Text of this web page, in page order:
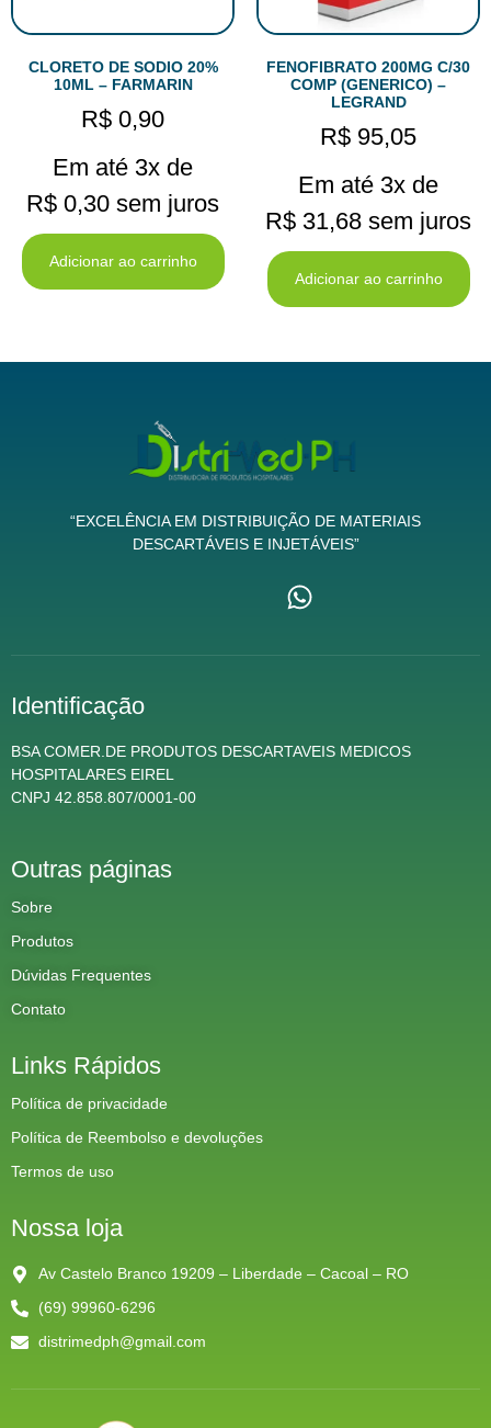
CLORETO DE SODIO 20%
10ML – FARMARIN
R$ 0,90
Em até 3x de
R$ 0,30 sem juros
Adicionar ao carrinho
FENOFIBRATO 200MG C/30
COMP (GENERICO) –
LEGRAND
R$ 95,05
Em até 3x de
R$ 31,68 sem juros
Adicionar ao carrinho
“EXCELÊNCIA EM DISTRIBUIÇÃO DE MATERIAIS
DESCARTÁVEIS E INJETÁVEIS”
Identificação
BSA COMER.DE PRODUTOS DESCARTAVEIS MEDICOS
HOSPITALARES EIREL
CNPJ 42.858.807/0001-00
Outras páginas
Sobre
Produtos
Dúvidas Frequentes
Contato
Links Rápidos
Política de privacidade
Política de Reembolso e devoluções
Termos de uso
Nossa loja
Av Castelo Branco 19209 – Liberdade – Cacoal – RO
(69) 99960-6296
distrimedph@gmail.com